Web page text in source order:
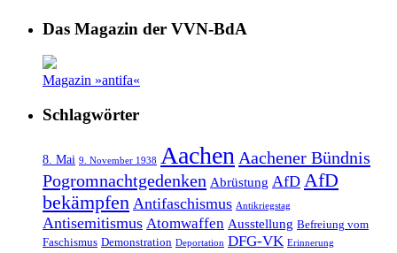
Das Magazin der VVN-BdA
Magazin »antifa«
Schlagwörter
8. Mai 9. November 1938 Aachen Aachener Bündnis
Pogromnachtgedenken Abrüstung AfD AfD
bekämpfen Antifaschismus Antikriegstag
Antisemitismus Atomwaffen Ausstellung Befreiung vom
Faschismus Demonstration Deportation DFG-VK Erinnerung